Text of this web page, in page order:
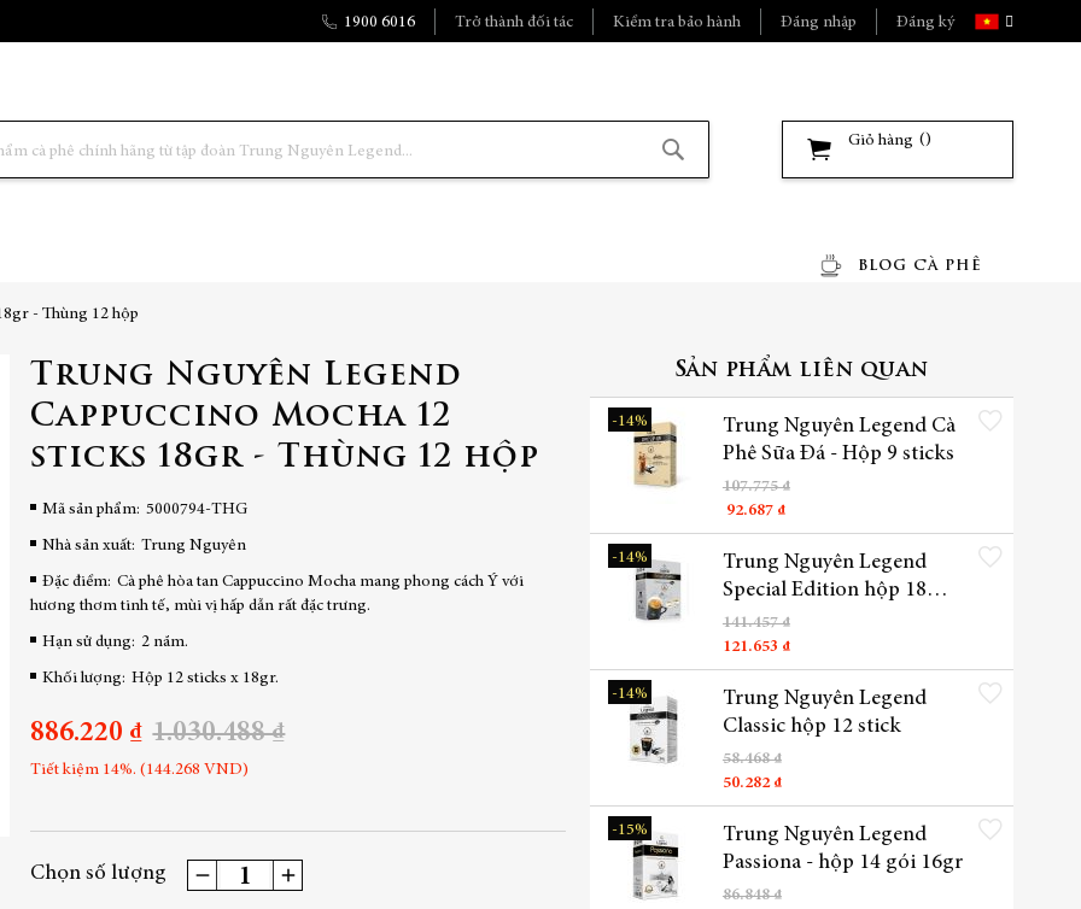
Ngôn
ngữ
Trở thành đối tác Đăng nhập
1900 6016 Kiểm tra bảo hành Đăng ký
Giỏ hàng
BLOG CÀ PHÊ
- Thùng 12 hộp
Trung Nguyên Legend
Cappuccino Mocha 12
sticks 18gr - Thùng 12 hộp
Mã sản phẩm 5000794-THG
Nhà sản xuất: Trung Nguyên
Đặc điểm: Cà phê hòa tan Cappuccino Mocha mang phong cách Ý với
hương thơm tinh tế, mùi vị hấp dẫn rất đặc trưng.
Hạn sử dụng: 2 năm.
Khối lượng: Hộp 12 sticks x 18gr.
1.030.488 ₫
886.220 ₫
Tiết kiệm 14%. (144.268 VND)
Chọn số lượng
Sản phẩm liên quan
-14%
Trung Nguyên Legend Cà
Phê Sữa Đá - Hộp 9 sticks
107.775 ₫
92.687 ₫
Thêm vào danh sách yêu
-14%
Trung Nguyên Legend
Special Edition hộp 18
sticks
141.457 ₫
121.653 ₫
Thêm vào danh sách yêu
-14%
Trung Nguyên Legend
Classic hộp 12 stick
58.468 ₫
50.282 ₫
Thêm vào danh sách yêu
-15%
Trung Nguyên Legend
Passiona - hộp 14 gói 16gr
86.848 ₫
Thêm vào danh sách yêu